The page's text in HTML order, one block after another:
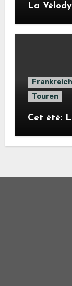
La
Frankreich
Touren
Cet été: